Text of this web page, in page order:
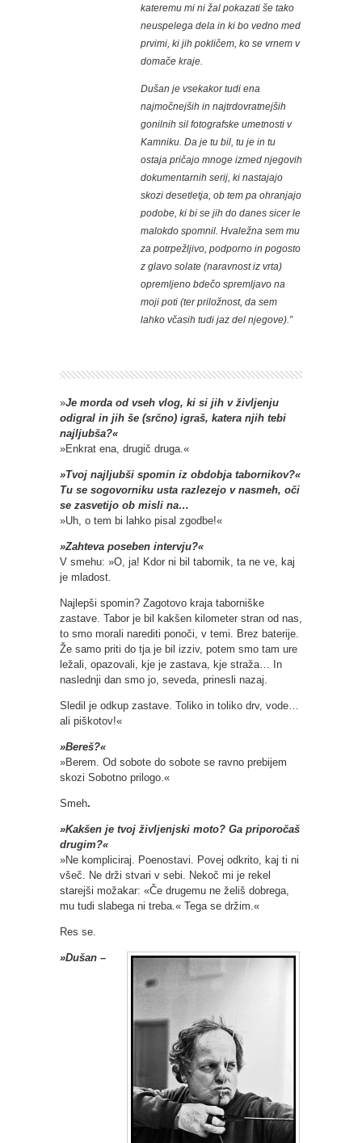
kateremu mi ni žal pokazati še tako
neuspelega dela in ki bo vedno med
prvimi, ki jih pokličem, ko se vrnem v
domače kraje.
Dušan je vsekakor tudi ena
najmočnejših in najtrdovratnejših
gonilnih sil fotografske umetnosti v
Kamniku. Da je tu bil, tu je in tu
ostaja pričajo mnoge izmed njegovih
dokumentarnih serij, ki nastajajo
skozi desetletja, ob tem pa ohranjajo
podobe, ki bi se jih do danes sicer le
malokdo spomnil. Hvaležna sem mu
za potrpežljivo, podporno in pogosto
z glavo solate (naravnost iz vrta)
opremljeno bdečo spremljavo na
moji poti (ter priložnost, da sem
lahko včasih tudi jaz del njegove).”
»Je morda od vseh vlog, ki si jih v življenju
odigral in jih še (srčno) igraš, katera njih tebi
najljubša?«
»Enkrat ena, drugič druga.«
»Tvoj najljubši spomin iz obdobja tabornikov?«
Tu se sogovorniku usta razlezejo v nasmeh, oči
se zasvetijo ob misli na…
»Uh, o tem bi lahko pisal zgodbe!«
»Zahteva poseben intervju?«
V smehu: »O, ja! Kdor ni bil tabornik, ta ne ve, kaj
je mladost.
Najlepši spomin? Zagotovo kraja taborniške
zastave. Tabor je bil kakšen kilometer stran od nas,
to smo morali narediti ponoči, v temi. Brez baterije.
Že samo priti do tja je bil izziv, potem smo tam ure
ležali, opazovali, kje je zastava, kje straža… In
naslednji dan smo jo, seveda, prinesli nazaj.
Sledil je odkup zastave. Toliko in toliko drv, vode…
ali piškotov!«
»Bereš?«
»Berem. Od sobote do sobote se ravno prebijem
skozi Sobotno prilogo.«
Smeh.
»Kakšen je tvoj življenjski moto? Ga priporočaš
drugim?«
»Ne kompliciraj. Poenostavi. Povej odkrito, kaj ti ni
všeč. Ne drži stvari v sebi. Nekoč mi je rekel
starejši možakar: «Če drugemu ne želiš dobrega,
mu tudi slabega ni treba.« Tega se držim.«
Res se.
»Dušan –